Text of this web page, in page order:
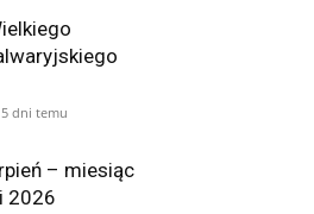
5 dni temu
– miesiąc
2026